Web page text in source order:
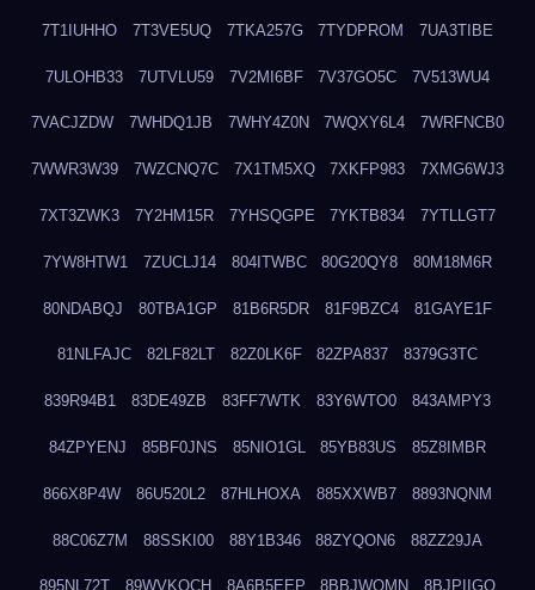
7T1IUHHO 7T3VE5UQ 7TKA257G 7TYDPROM 7UA3TIBE
7ULOHB33 7UTVLU59 7V2MI6BF 7V37GO5C 7V513WU4
7VACJZDW 7WHDQ1JB 7WHY4Z0N 7WQXY6L4 7WRFNCB0
7WWR3W39 7WZCNQ7C 7X1TM5XQ 7XKFP983 7XMG6WJ3
7XT3ZWK3 7Y2HM15R 7YHSQGPE 7YKTB834 7YTLLGT7
7YW8HTW1 7ZUCLJ14 804ITWBC 80G20QY8 80M18M6R
80NDABQJ 80TBA1GP 81B6R5DR 81F9BZC4 81GAYE1F
81NLFAJC 82LF82LT 82Z0LK6F 82ZPA837 8379G3TC
839R94B1 83DE49ZB 83FF7WTK 83Y6WTO0 843AMPY3
84ZPYENJ 85BF0JNS 85NIO1GL 85YB83US 85Z8IMBR
866X8P4W 86U520L2 87HLHOXA 885XXWB7 8893NQNM
88C06Z7M 88SSKI00 88Y1B346 88ZYQON6 88ZZ29JA
895NL72T 89WVKQCH 8A6B5EEP 8BBJWQMN 8BJPIIGO